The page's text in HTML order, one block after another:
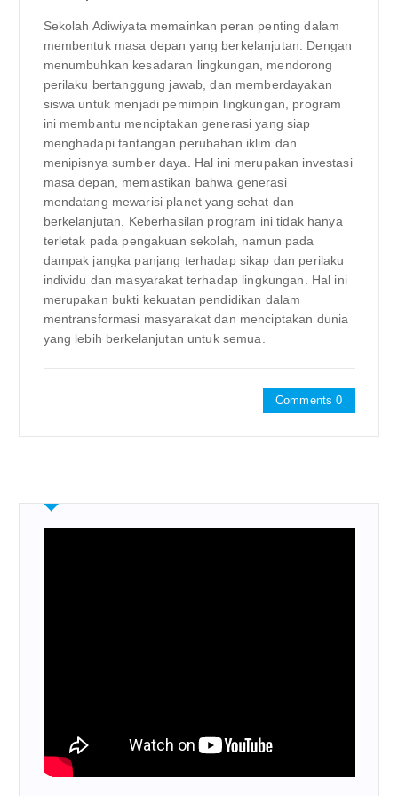
Sekolah Adiwiyata memainkan peran penting dalam
membentuk masa depan yang berkelanjutan. Dengan
menumbuhkan kesadaran lingkungan, mendorong
perilaku bertanggung jawab, dan memberdayakan
siswa untuk menjadi pemimpin lingkungan, program
ini membantu menciptakan generasi yang siap
menghadapi tantangan perubahan iklim dan
menipisnya sumber daya. Hal ini merupakan investasi
masa depan, memastikan bahwa generasi
mendatang mewarisi planet yang sehat dan
berkelanjutan. Keberhasilan program ini tidak hanya
terletak pada pengakuan sekolah, namun pada
dampak jangka panjang terhadap sikap dan perilaku
individu dan masyarakat terhadap lingkungan. Hal ini
merupakan bukti kekuatan pendidikan dalam
mentransformasi masyarakat dan menciptakan dunia
yang lebih berkelanjutan untuk semua.
Comments 0